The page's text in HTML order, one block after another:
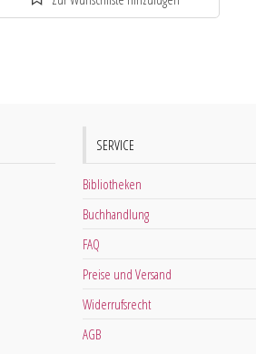
SERVICE
Bibliotheken
Buchhandlung
FAQ
Preise und Versand
Widerrufsrecht
AGB